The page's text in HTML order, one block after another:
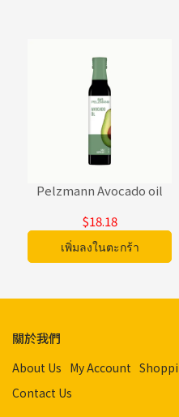
Pelzmann Avocado oil
$18.18
เพิ่มลงในตะกร้า
關於我們
About Us My Account
Contact Us